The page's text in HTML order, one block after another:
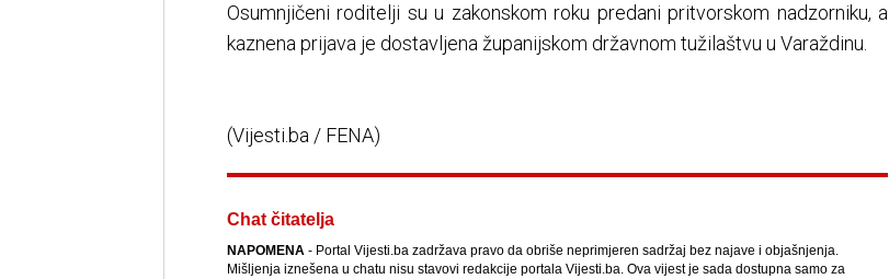
Osumnjičeni roditelji su u zakonskom roku predani pritvorskom nadzorniku, a
kaznena prijava je dostavljena županijskom državnom tužilaštvu u Varaždinu.
(Vijesti.ba / FENA)
Chat čitatelja
NAPOMENA- Portal Vijesti.ba zadržava pravo da obriše neprimjeren sadržaj bez najave i objašnjenja.
Mišljenja iznešena u chatu nisu stavovi redakcije portala Vijesti.ba. Ova vijest je sada dostupna samo za